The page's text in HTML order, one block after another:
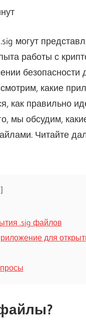
могут
работы с
безопасности
какие
как правильно
мы обсудим,
Читайте
.sig файлов
для